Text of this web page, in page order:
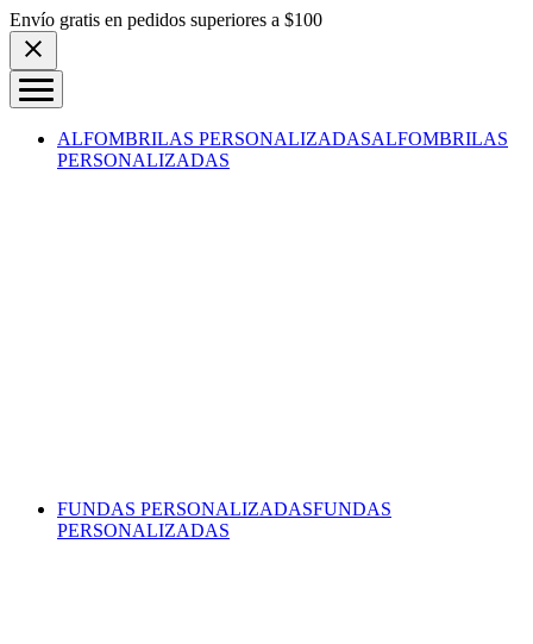
Skip to content
Envío gratis en pedidos superiores a $100
ALFOMBRILAS PERSONALIZADASALFOMBRILAS
PERSONALIZADAS
FUNDAS PERSONALIZADASFUNDAS
PERSONALIZADAS